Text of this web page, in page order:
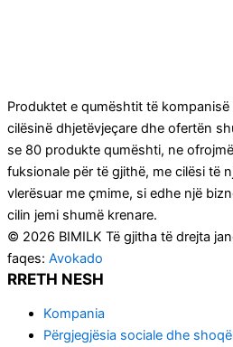
Produktet e qumështit të
cilësinë dhjetëvjeçare dhe ofertën
se 80 produkte qumështi, ne
fuksionale për të gjithë, me cilësi të
vlerësuar me çmime, si edhe një
cilin jemi shumë krenare.
© 2026 BIMILK Të gjitha të drejta
faqes: Avokado
RRETH NESH
Kompania
Përgjegjësia sociale dhe